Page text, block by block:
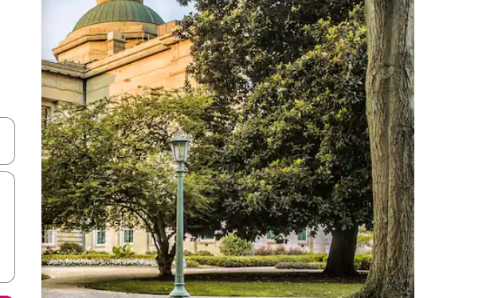
ನ್ಯಾವಿಗೇಟ್ ಮಾಡಿ ಅಥವಾ ಸ್ಪರ್ಶ ಅಥವಾ ಸ್ವೈಪ್ ಗೆಸ್ಚರ್‌ಗಳ ಮೂಲಕ ಅನ್ವೇಷಿಸಿ.